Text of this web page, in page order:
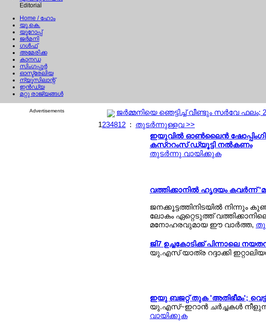
Editorial
Home / ഹോം
യൂ.കെ.
യൂറോപ്പ്
ജര്‍മനി
ഗള്‍ഫ്
അമേരിക്ക
കാനഡ
സിംഗപ്പൂര്‍
ഓസ്ട്രേലിയ
ന്യൂസിലാന്റ്
ഇന്‍ഡ്യ
മറ്റു രാജ്യങ്ങള്‍
Advertisements ജര്‍മ്മനിയെ ഞെട്ടിച്ച് വീണ്ടും സര്‍വേ
1234812 : തുടര്‍ന്നുള്ളവ >>
ഇയുവില്‍ ഓണ്‍ലൈന്‍
കസ്ററംസ് ഡ്യൂട്ടി നല്‍കണം
തുടര്‍ന്നു വായിക്കുക
വത്തിക്കാനില്‍ ഹൃദയം കവര്‍ന്ന്
ജനക്കൂട്ടത്തിനിടയില്‍ നിന്നും
ലോകം ഏറ്റെടുത്ത്
മനോഹരവുമായ ഈ വാര്‍ത്ത,
ജി7 ഉച്ചകോടിക്ക് പിന്നാലെ
യു.എസ് യാത്ര റദ്ദാക്കി
ഇയു ബജറ്റ് തുക 'അതിഭീമം';
യു.എസ്~ഇറാന്‍ ചര്‍ച്ചകള്‍
വായിക്കുക